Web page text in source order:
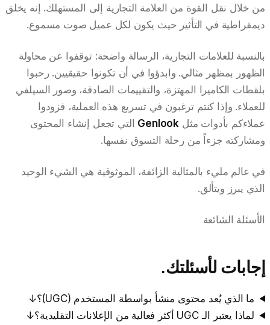
من خلال نقل القوة من العلامة التجارية إلى المستهلك. إنه يخلق
ديمقراطية في التأثير حيث يكون لكل عميل صوت مسموع.
بالنسبة للعلامات التجارية، الرسالة واضحة: توقفوا عن محاولة
الظهور بمظهر مثالي. وابدؤوا في أن تكونوا حقيقيين. رحبوا
بلقطات الكاميرا المهتزة، والتقييمات الصادقة، وصور السيلفي
للعملاء. وإذا كنتم ترغبون في تسريع هذه العملية، فزودوا
عملاءكم بأدوات مثل Genlook التي تجعل إنشاء المحتوى
ومشاركته جزءاً من رحلة التسوق نفسها.
في عالم مليء بالمثالية الزائفة، الموثوقية هي الشيء الوحيد
الذي يبرز ويتألق.
الأسئلة الشائعة
إجابات لأسئلتك.
ما الذي يُعد محتوى منشأ بواسطة المستخدم (UGC)؟
↓
لماذا يعتبر الـ UGC أكثر فعالية من الإعلانات التقليدية؟
↓